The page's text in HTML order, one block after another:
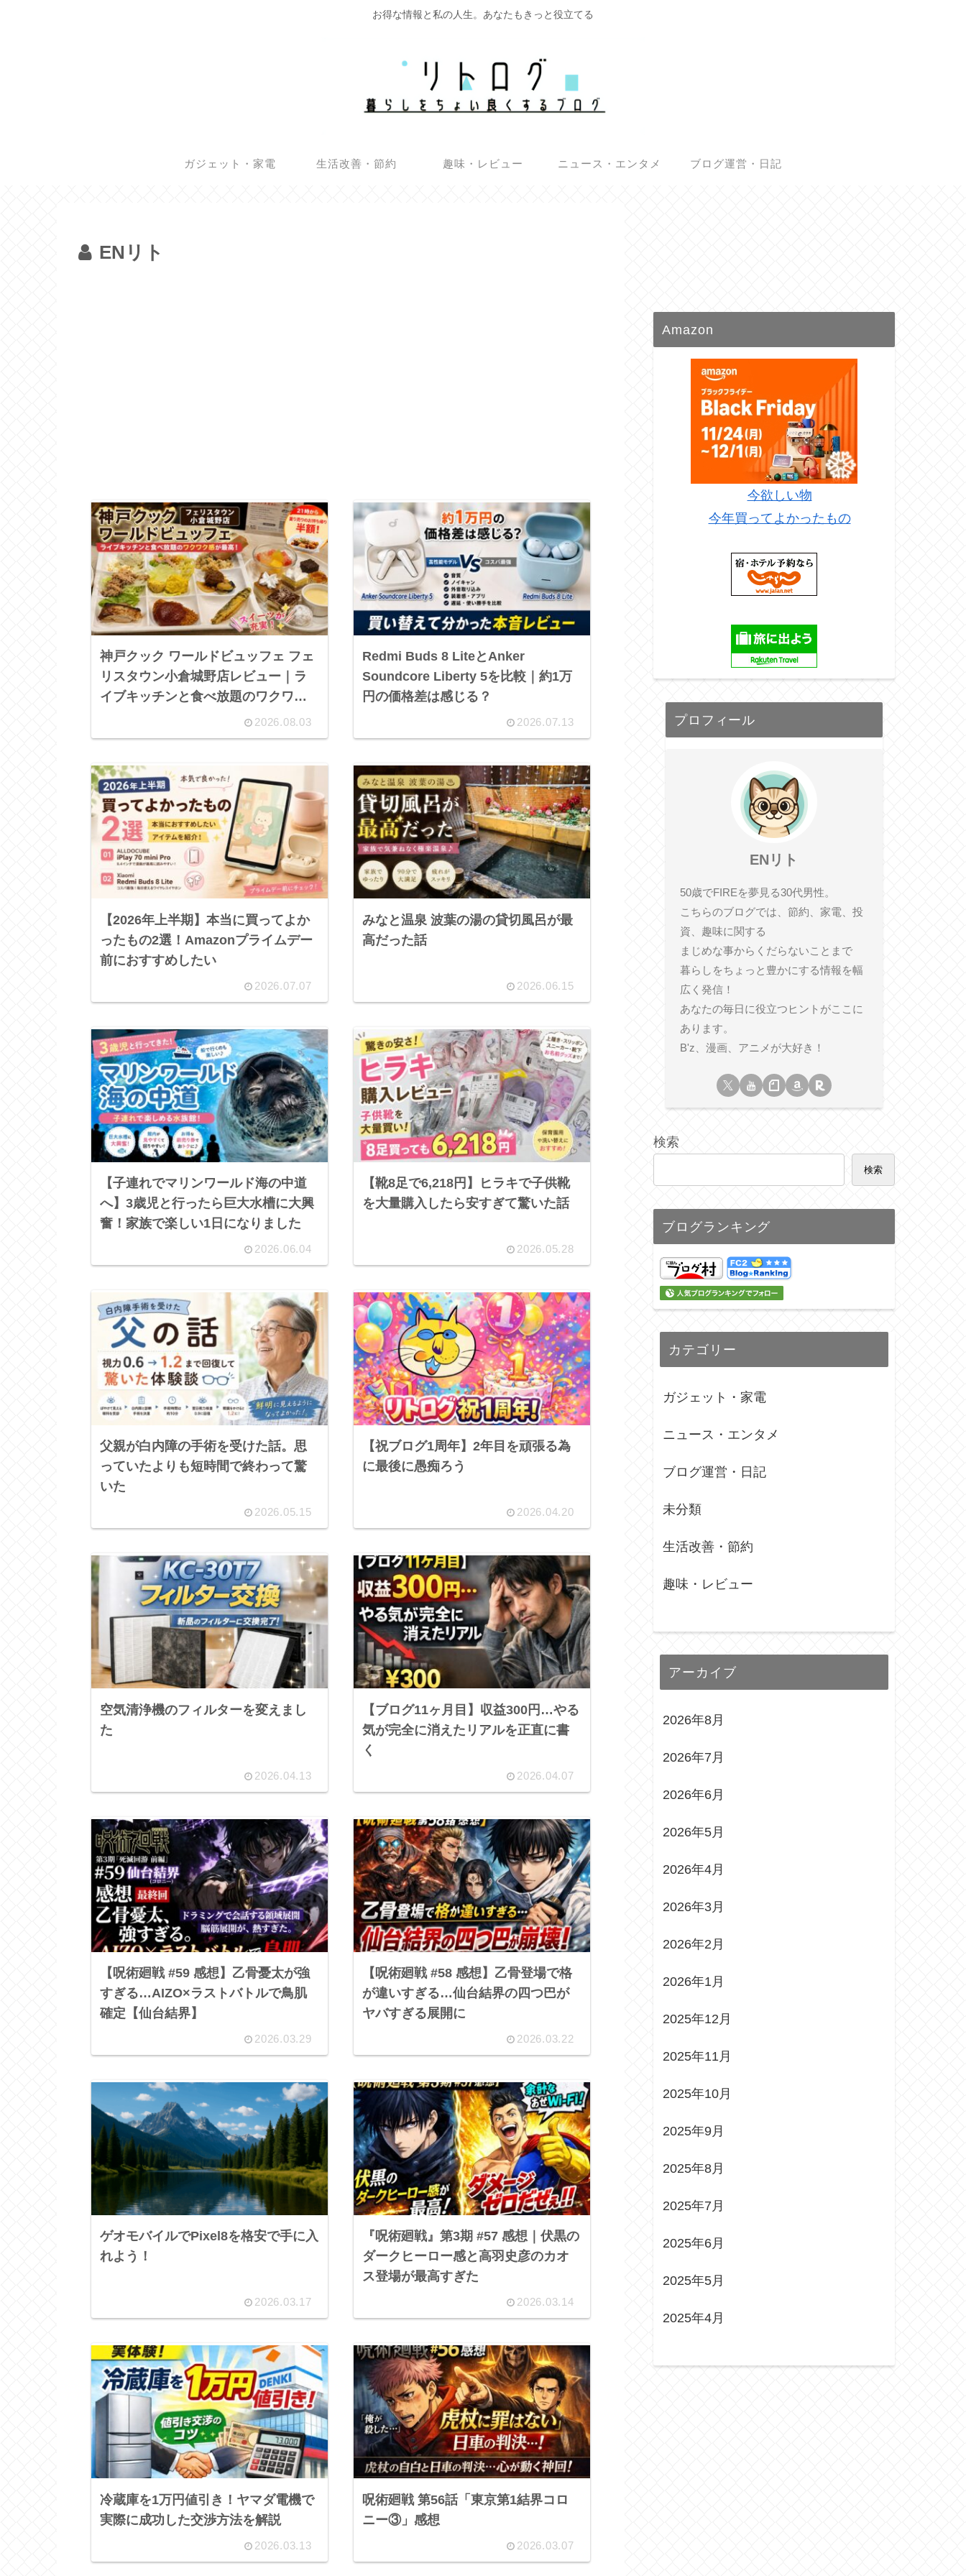
お得な情報と私の人生。あなたもきっと役立てる
ガジェット・家電 生活改善・節約 趣味・レビュー ニュース・エンタメ ブログ運営・日記
ENリト
神戸クック ワールドビュッフェ フェ
リスタウン小倉城野店レビュー｜ラ
イブキッチンと食べ放題のワクワク
2026.08.03
Redmi Buds 8 LiteとAnker
Soundcore Liberty 5を比較｜約1万
円の価格差は感じる？
2026.07.13
【2026年上半期】本当に買ってよか
ったもの2選！Amazonプライムデー
前におすすめしたい
2026.07.07
みなと温泉 波葉の湯の貸切風呂が最
高だった話
2026.06.15
【子連れでマリンワールド海の中道
へ】3歳児と行ったら巨大水槽に大興
奮！家族で楽しい1日になりました
2026.06.04
【靴8足で6,218円】ヒラキで子供靴
を大量購入したら安すぎて驚いた話
2026.05.28
父親が白内障の手術を受けた話。思
っていたよりも短時間で終わって驚
いた
2026.05.15
【祝ブログ1周年】2年目を頑張る為
に最後に愚痴ろう
2026.04.20
空気清浄機のフィルターを変えまし
た
2026.04.13
【ブログ11ヶ月目】収益300円…やる
気が完全に消えたリアルを正直に書
く
2026.04.07
【呪術廻戦 #59 感想】乙骨憂太が強
すぎる…AIZO×ラストバトルで鳥肌
確定【仙台結界】
2026.03.29
【呪術廻戦 #58 感想】乙骨登場で格
が違いすぎる…仙台結界の四つ巴が
ヤバすぎる展開に
2026.03.22
ゲオモバイルでPixel8を格安で手に入
れよう！
2026.03.17
『呪術廻戦』第3期 #57 感想｜伏黒の
ダークヒーロー感と高羽史彦のカオ
ス登場が最高すぎた
2026.03.14
冷蔵庫を1万円値引き！ヤマダ電機で
実際に成功した交渉方法を解説
2026.03.13
呪術廻戦 第56話「東京第1結界コロ
ニー③」感想
2026.03.07
Amazon
今欲しい物
今年買ってよかったもの
プロフィール
ENリト
50歳でFIREを夢見る30代男性。
こちらのブログでは、節約、家電、投
資、趣味に関する
まじめな事からくだらないことまで
暮らしをちょっと豊かにする情報を幅
広く発信！
あなたの毎日に役立つヒントがここに
あります。
B'z、漫画、アニメが大好き！
検索
検索
ブログランキング
カテゴリー
ガジェット・家電
ニュース・エンタメ
ブログ運営・日記
未分類
生活改善・節約
趣味・レビュー
アーカイブ
2026年8月
2026年7月
2026年6月
2026年5月
2026年4月
2026年3月
2026年2月
2026年1月
2025年12月
2025年11月
2025年10月
2025年9月
2025年8月
2025年7月
2025年6月
2025年5月
2025年4月